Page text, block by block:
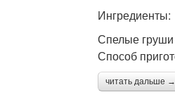
Ингредиенты:
Спелые груши
Способ
читать дальше →